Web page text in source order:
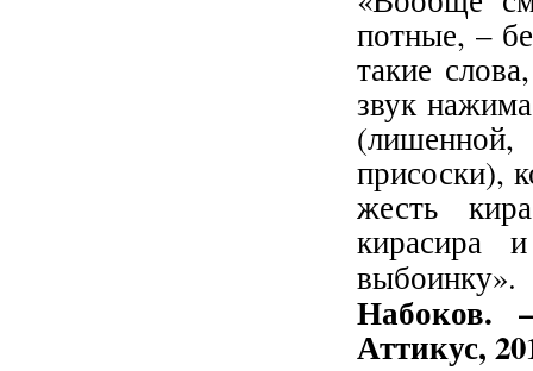
потные, –
такие
звук
(лишенной,
присоски),
жесть
кирасира
выбоинку».
Набоков.
Аттикус,